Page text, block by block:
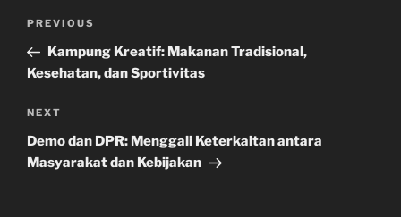
Post
Previous
Post
PREVIOUS
Kampung Kreatif: Makanan Tradisional,
Kesehatan, dan Sportivitas
Next
Post
NEXT
Demo dan DPR: Menggali Keterkaitan antara
Masyarakat dan Kebijakan